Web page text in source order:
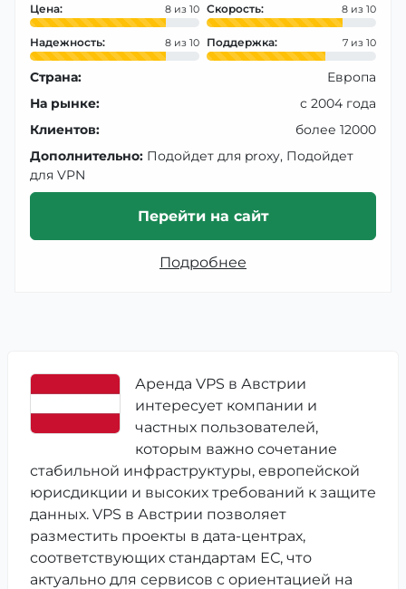
Аренда VPS в Австрии
интересует компании и
частных пользователей,
которым важно сочетание
стабильной инфраструктуры, европейской
юрисдикции и высоких требований к защите
данных. VPS в Австрии позволяет
разместить проекты в дата-центрах,
соответствующих стандартам ЕС, что
актуально для сервисов с ориентацией на
Цена: 8 Скорость: 8
Надежность: 8 Поддержка: 7
Страна:
Европа
На рынке:
с 2004 года
Клиентов:
более 12000
Дополнительно: Подойдет для proxy, Подойдет
для VPN
Перейти на сайт
Подробнее